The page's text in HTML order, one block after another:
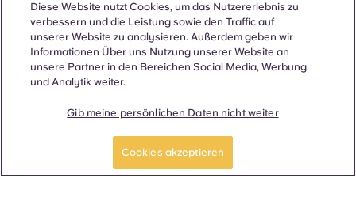
Jetzt bewerben Mach eine Tour
Wo auf dieser Website Begriffe verwendet werden, die sich auf
Diese Website nutzt Cookies, um das Nutzererlebnis zu
verbessern und die Leistung sowie den Traffic auf
unserer Website zu analysieren. Außerdem geben wir
Informationen Über uns Nutzung unserer Website an
unsere Partner in den Bereichen Social Media, Werbung
und Analytik weiter.
Gib meine persönlichen Daten nicht weiter
Cookies akzeptieren